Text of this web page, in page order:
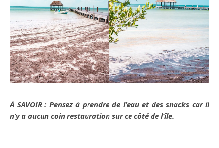
À SAVOIR : Pensez à prendre de l’eau et des snacks car il
n’y a aucun coin restauration sur ce côté de l’île.